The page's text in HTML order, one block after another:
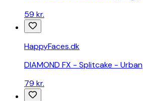
59 kr.
HappyFaces.dk
DIAMOND FX - Splitcake - Urban
79 kr.